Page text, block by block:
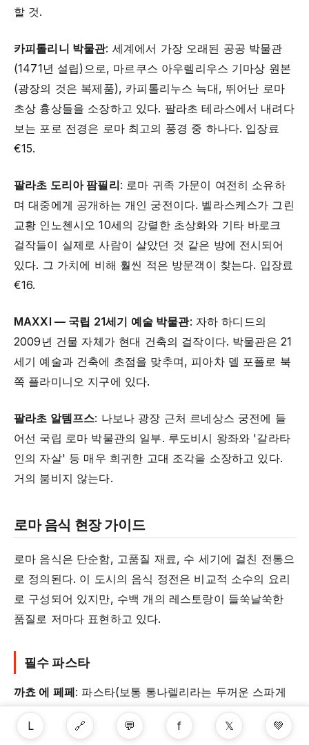
할 것.
카피톨리니 박물관: 세계에서 가장 오래된 공공 박물관
(1471년 설립)으로, 마르쿠스 아우렐리우스 기마상 원본
(광장의 것은 복제품), 카피톨리누스 늑대, 뛰어난 로마
초상 흉상들을 소장하고 있다. 팔라초 테라스에서 내려다
보는 포로 전경은 로마 최고의 풍경 중 하나다. 입장료
€15.
팔라초 도리아 팜필리: 로마 귀족 가문이 여전히 소유하
며 대중에게 공개하는 개인 궁전이다. 벨라스케스가 그린
교황 인노첸시오 10세의 강렬한 초상화와 기타 바로크
걸작들이 실제로 사람이 살았던 것 같은 방에 전시되어
있다. 그 가치에 비해 훨씬 적은 방문객이 찾는다. 입장료
€16.
MAXXI — 국립 21세기 예술 박물관: 자하 하디드의
2009년 건물 자체가 현대 건축의 걸작이다. 박물관은 21
세기 예술과 건축에 초점을 맞추며, 피아차 델 포폴로 북
쪽 플라미니오 지구에 있다.
팔라초 알템프스: 나보나 광장 근처 르네상스 궁전에 들
어선 국립 로마 박물관의 일부. 루도비시 왕좌와 '갈라타
인의 자살' 등 매우 희귀한 고대 조각을 소장하고 있다.
거의 붐비지 않는다.
로마 음식 현장 가이드
로마 음식은 단순함, 고품질 재료, 수 세기에 걸친 전통으
로 정의된다. 이 도시의 음식 정전은 비교적 소수의 요리
로 구성되어 있지만, 수백 개의 레스토랑이 들쑥날쑥한
품질로 저마다 표현하고 있다.
필수 파스타
까쵸 에 페페: 파스타(보통 통나렐리라는 두꺼운 스파게
티)를 페코리노 로마노 치즈와 흑후추에 버무린 것. 치즈
와 파스타 삶은 물이 유화되어 매끄럽게 코팅하는 소스가
L 🔗 💬 f 𝕏 💚